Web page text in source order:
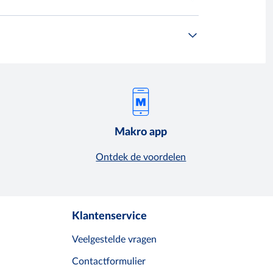
Makro app
Ontdek de voordelen
Klantenservice
Veelgestelde vragen
Contactformulier